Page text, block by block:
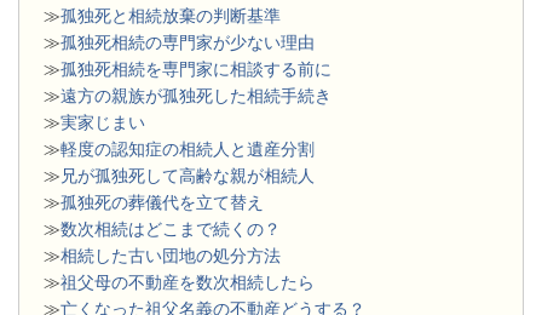
≫孤独死と相続放棄の判断基準
≫孤独死相続の専門家が少ない理由
≫孤独死相続を専門家に相談する前に
≫遠方の親族が孤独死した相続手続き
≫実家じまい
≫軽度の認知症の相続人と遺産分割
≫ 兄が孤独死して高齢な親が相続人
≫孤独死の葬儀代を立て替え
≫数次相続はどこまで続くの？
≫相続した古い団地の処分方法
≫祖父母の不動産を数次相続したら
≫亡くなった祖父名義の不動産どうする？